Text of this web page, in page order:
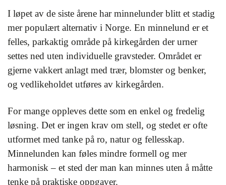
I løpet av de siste årene har minnelunder blitt et stadig
mer populært alternativ i Norge. En minnelund er et
felles, parkaktig område på kirkegården der urner
settes ned uten individuelle gravsteder. Området er
gjerne vakkert anlagt med trær, blomster og benker,
og vedlikeholdet utføres av kirkegården.
For mange oppleves dette som en enkel og fredelig
løsning. Det er ingen krav om stell, og stedet er ofte
utformet med tanke på ro, natur og fellesskap.
Minnelunden kan føles mindre formell og mer
harmonisk – et sted der man kan minnes uten å måtte
tenke på praktiske oppgaver.